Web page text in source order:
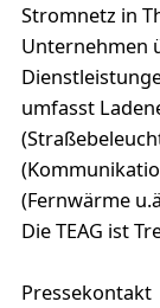
Stromnetz in
Unternehmen
umfasst
(Fernwärme
Die TEAG ist
Pressekontakt